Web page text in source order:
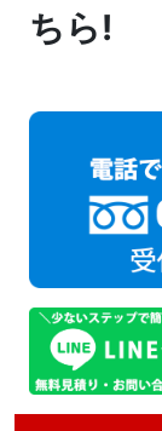
ちら!